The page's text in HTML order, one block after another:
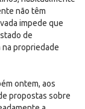
não têm
impede que
de
propriedade
ontem, aos
propostas sobre